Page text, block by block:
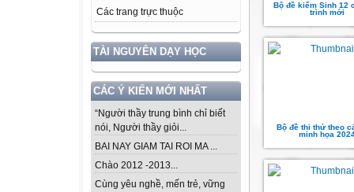
Các trang trực thuộc
TÀI NGUYÊN DẠY HỌC
CÁC Ý KIẾN MỚI NHẤT
“Người thầy trung bình chỉ biết
nói, Người thầy giỏi...
BAI NAY GIAM TAI ROI MA ...
Chào 2012 -2013...
Cùng yêu nghề, mến trẻ, vững
Bộ đề kiểm Sinh 12
trình mới
Bộ đề thi thử theo
minh họa